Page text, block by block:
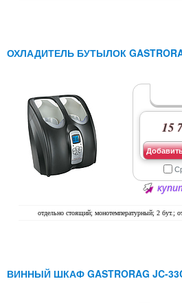
ОХЛАДИТЕЛЬ БУТЫЛОК
отдельно стоящий; монотемпературный; 2 бут.;
15
ВИННЫЙ ШКАФ GASTRORAG JC-